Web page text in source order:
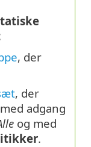
, der
, der
med adgang
og med
.